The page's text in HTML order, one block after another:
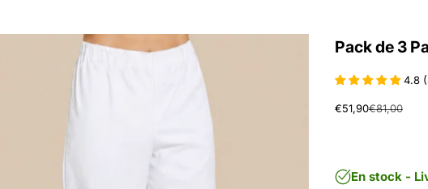
Pack de 3
4.8
Prix de vente
€51,90Prix normal
€81,00